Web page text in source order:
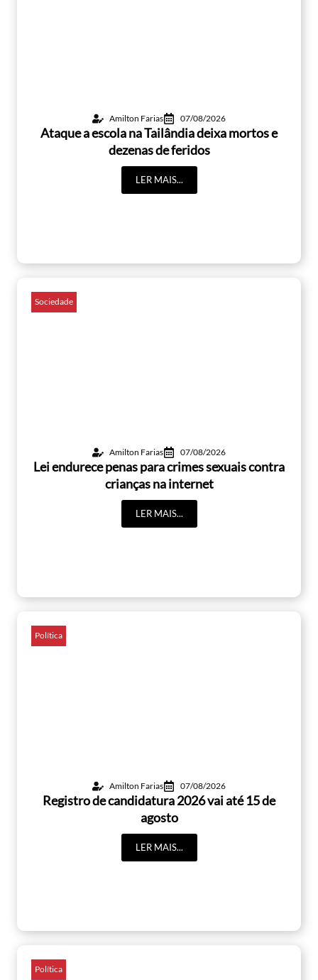
Amilton Farias 07/08/2026
Ataque a escola na Tailândia deixa mortos e
dezenas de feridos
LER MAIS...
Sociedade
Amilton Farias 07/08/2026
Lei endurece penas para crimes sexuais contra
crianças na internet
LER MAIS...
Política
Amilton Farias 07/08/2026
Registro de candidatura 2026 vai até 15 de
agosto
LER MAIS...
Política